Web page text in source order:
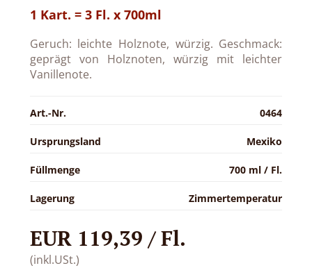
1 Kart. = 3 Fl. x 700ml
Geruch: leichte Holznote, würzig. Geschmack:
geprägt von Holznoten, würzig mit leichter
Vanillenote.
Art.-Nr. 0464
Ursprungsland Mexiko
Füllmenge 700 ml / Fl.
Lagerung Zimmertemperatur
EUR 119,39 / Fl.
(inkl.USt.)